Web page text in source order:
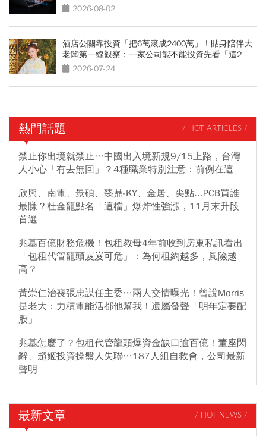
2026-08-02
酒店公關靠投資「把6萬滾成2400萬」！貼身陪伴大
老闆第一線觀察：一家公司能不能投資先看「這2
點」2026-07-24
熱門話題 / HOT ARTICLES /
禁止你出境就禁止…中國出入境新規9/15上路，台灣
人小心「有去無回」？4種職業特別注意：前例在這
欣興、南電、景碩、臻鼎-KY、金居、尖點...PCB買誰
最賺？杜金龍點名「這檔」爆炸性強漲，11月末升段
首選
兆基百億財務危機！包租教母4年前收到房東私訊看出
「包租代管龍頭岌岌可危」：為何租約越多，風險越
高？
黃崇仁治喪張忠謀任主委…兩人交情曝光！曾說Morris
是老大：力積電能活都他幫我！遺屬發聲「明年定要配
股」
兆基怎麼了？包租代管龍頭爆資金缺口逾百億！董座閃
辭、趙姬投資操盤人失聯…187人組自救會，公司最新
聲明
最新文章 / HOT NEWS /